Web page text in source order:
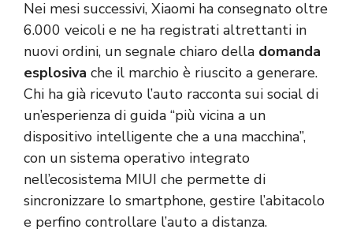
Nei mesi successivi, Xiaomi ha consegnato oltre
6.000 veicoli e ne ha registrati altrettanti in
nuovi ordini, un segnale chiaro della domanda
esplosiva che il marchio è riuscito a generare.
Chi ha già ricevuto l’auto racconta sui social di
un’esperienza di guida “più vicina a un
dispositivo intelligente che a una macchina”,
con un sistema operativo integrato
nell’ecosistema MIUI che permette di
sincronizzare lo smartphone, gestire l’abitacolo
e perfino controllare l’auto a distanza.